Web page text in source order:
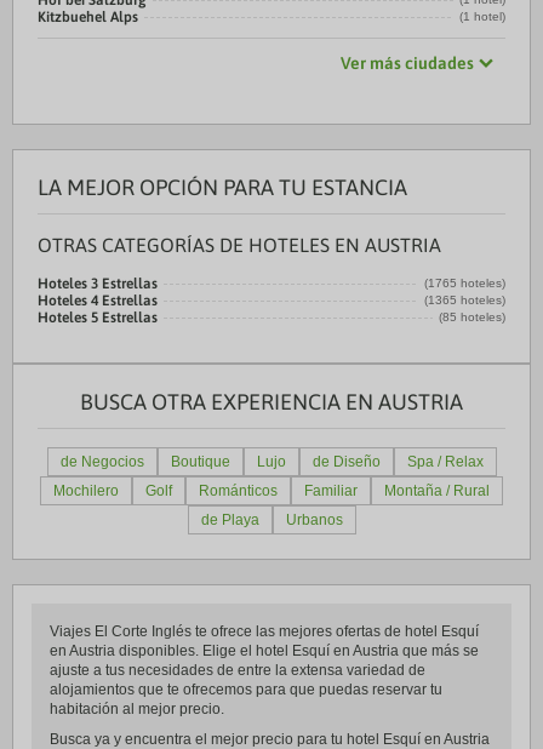
Kitzbuehel Alps (1 hotel)
Ver más ciudades
LA MEJOR OPCIÓN PARA TU ESTANCIA
OTRAS CATEGORÍAS DE HOTELES EN AUSTRIA
Hoteles 3 Estrellas (1765 hoteles)
Hoteles 4 Estrellas (1365 hoteles)
Hoteles 5 Estrellas (85 hoteles)
BUSCA OTRA EXPERIENCIA EN AUSTRIA
de Negocios Boutique Lujo de Diseño
Spa / Relax
Mochilero
Golf Románticos Familiar
Montaña / Rural
de Playa
Urbanos
Viajes El Corte Inglés te ofrece las mejores ofertas de hotel Esquí
en Austria disponibles. Elige el hotel Esquí en Austria que más se
ajuste a tus necesidades de entre la extensa variedad de
alojamientos que te ofrecemos para que puedas reservar tu
habitación al mejor precio.
Busca ya y encuentra el mejor precio para tu hotel Esquí en Austria